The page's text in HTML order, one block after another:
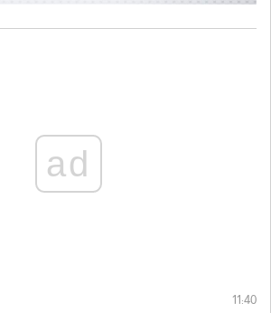
ad
11:40